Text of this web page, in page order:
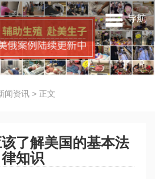
导航
闻资讯 > 正文
了解美国的基本法
律知识